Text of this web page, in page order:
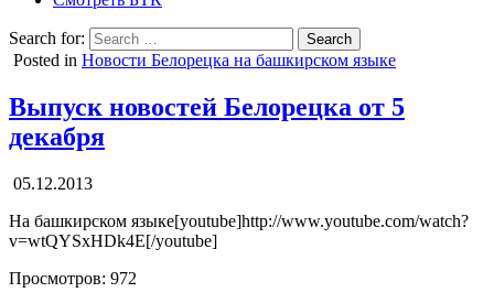
Search for:
Posted in Новости Белорецка на башкирском языке
Выпуск новостей Белорецка от 5
декабря
05.12.2013
На башкирском языке[youtube]http://www.youtube.com/watch?
v=wtQYSxHDk4E[/youtube]
Просмотров: 972